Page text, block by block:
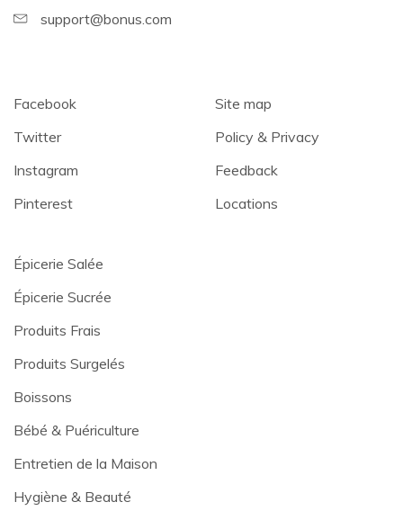
support@bonus.com
Facebook
Twitter
Instagram
Pinterest
Site map
Policy & Privacy
Feedback
Locations
Épicerie Salée
Épicerie Sucrée
Produits Frais
Produits Surgelés
Boissons
Bébé & Puériculture
Entretien de la Maison
Hygiène & Beauté